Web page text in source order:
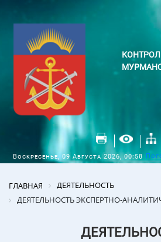
Воскресенье, 09 Августа 2026, 00:58
ГЛАВНАЯ
ДЕЯТЕЛЬНОСТЬ
ДЕЯТЕЛЬНОСТЬ ЭКСПЕРТНО-